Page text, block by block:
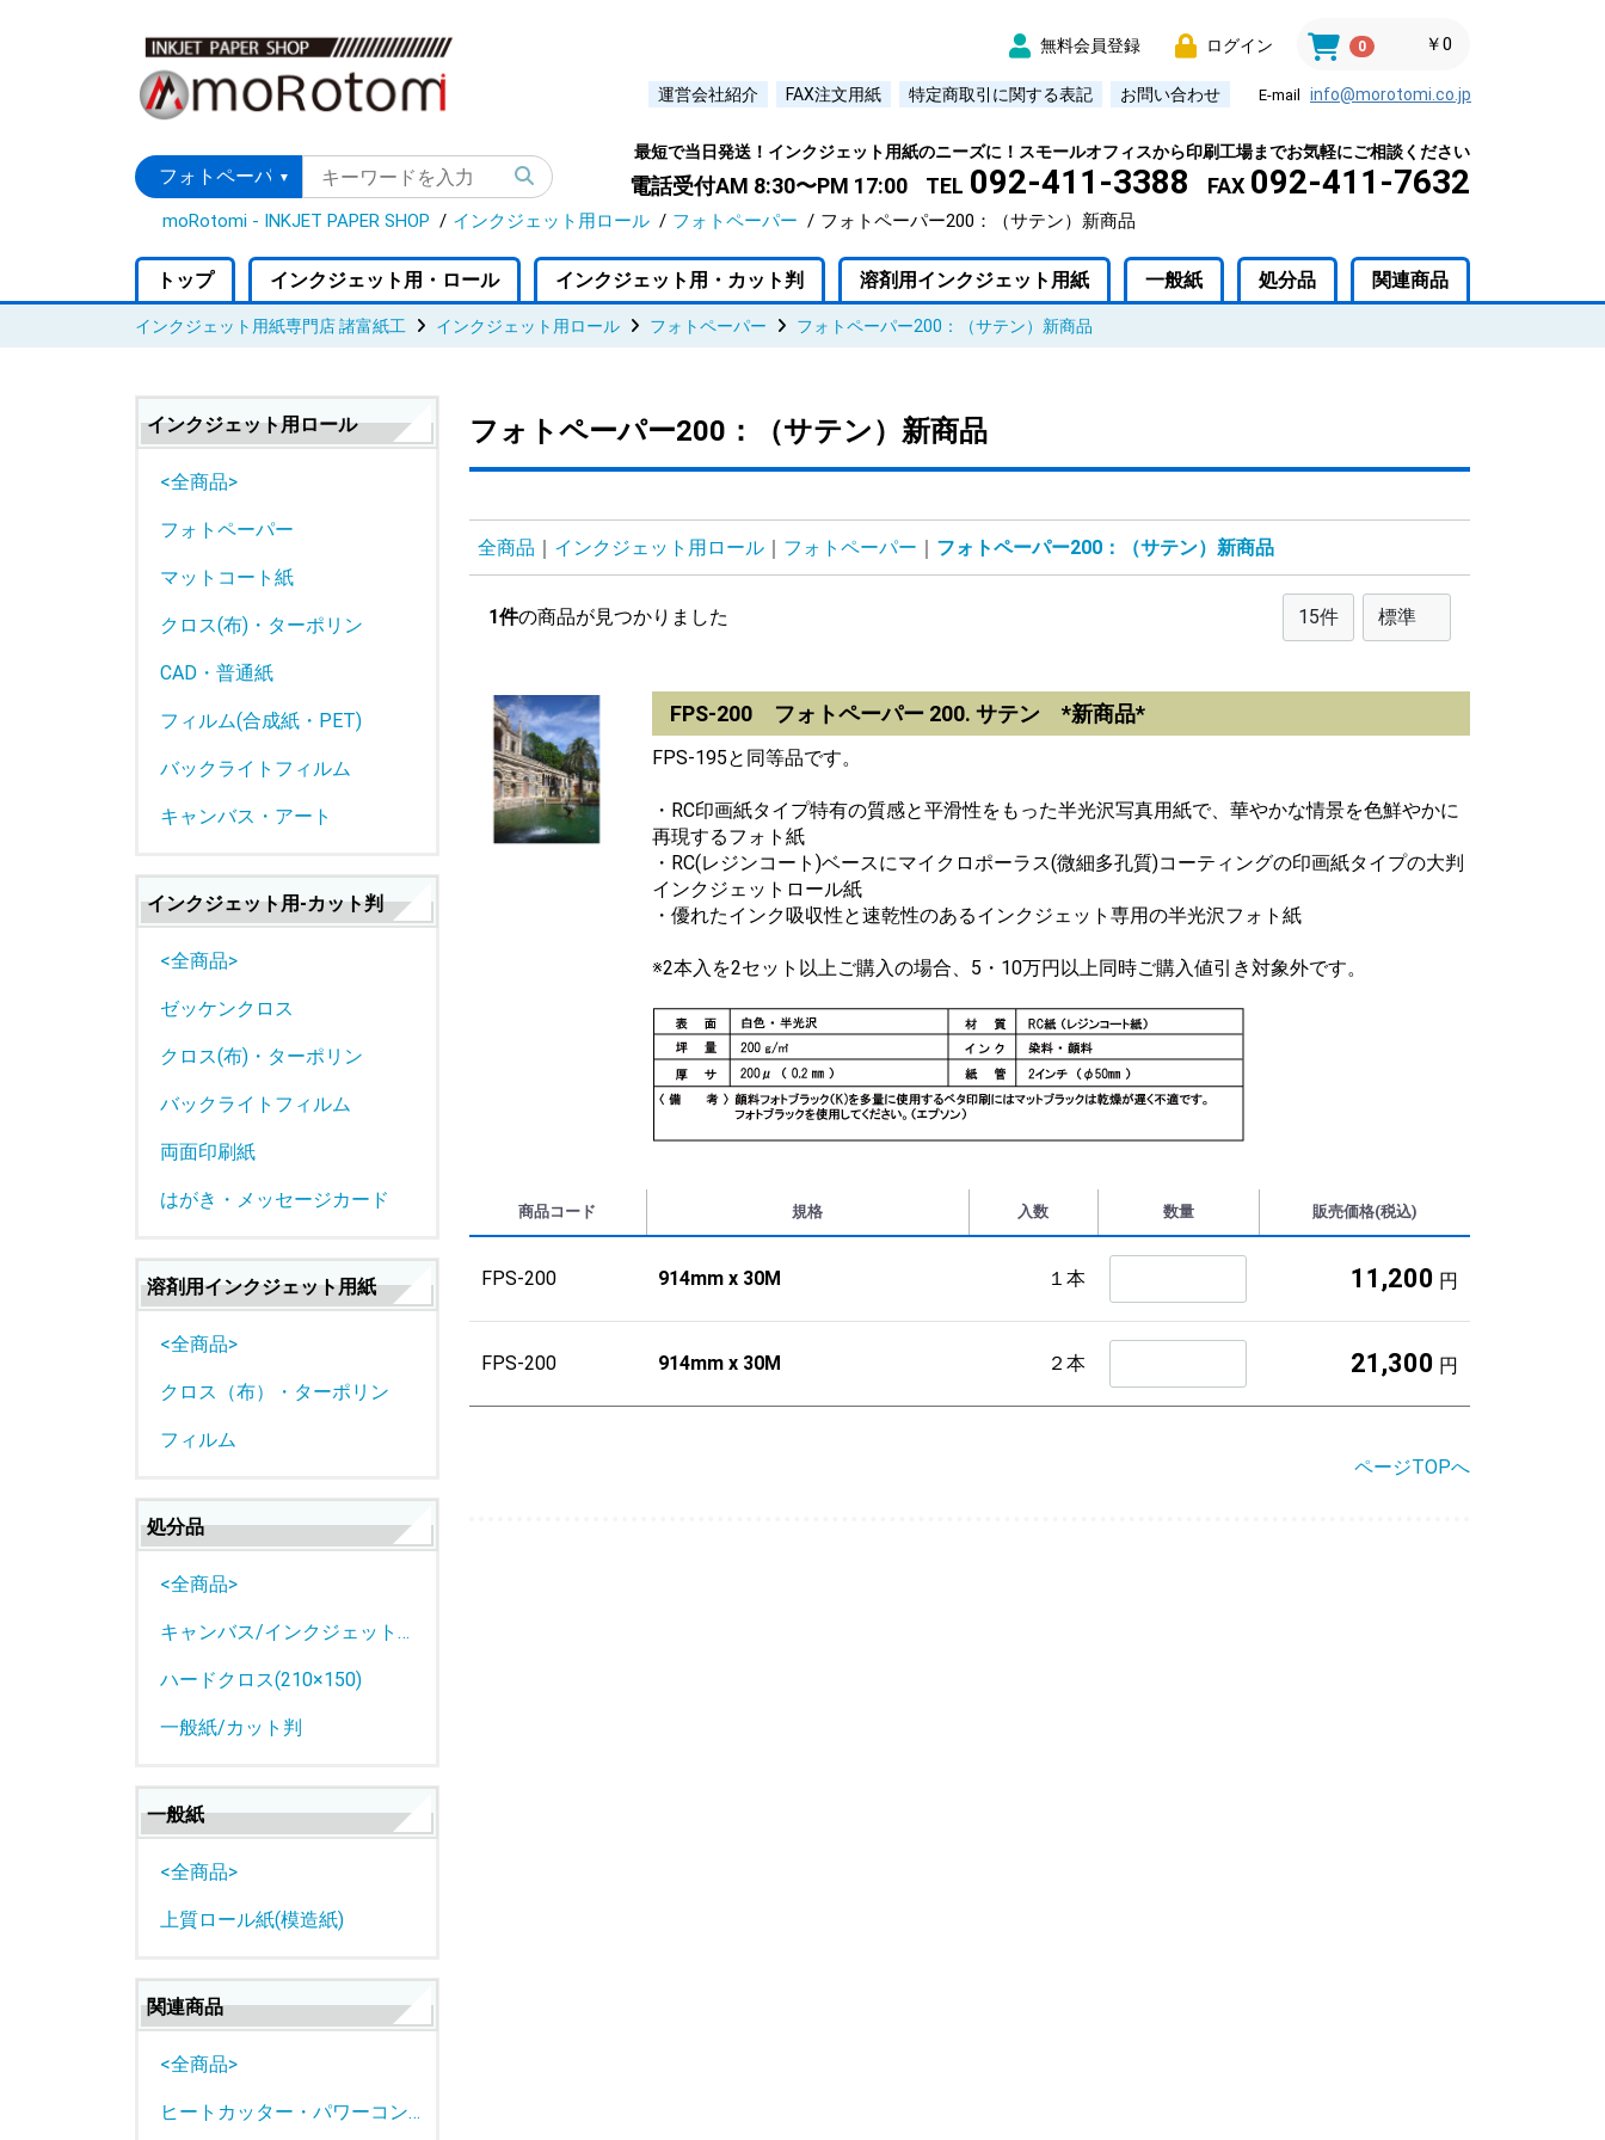
0 ￥0
無料会員登録 ログイン
運営会社紹介 FAX注文用紙 特定商取引に関する表記 お問い合わせ E-mail info@morotomi.co.jp
最短で当日発送！インクジェット用紙のニーズに！スモールオフィスから印刷工場までお気軽にご相談ください
電話受付AM 8:30〜PM 17:00 TEL 092-411-3388 FAX 092-411-7632
moRotomi - INKJET PAPER SHOP インクジェット用ロール フォトペーパー フォトペーパー200：（サテン）新商品
トップ インクジェット用・ロール インクジェット用・カット判 溶剤用インクジェット用紙 一般紙 処分品 関連商品
インクジェット用紙専門店 諸富紙工 インクジェット用ロール フォトペーパー フォトペーパー200：（サテン）新商品
インクジェット用ロール
<全商品>
フォトペーパー
マットコート紙
クロス(布)・ターポリン
CAD・普通紙
フィルム(合成紙・PET)
バックライトフィルム
キャンバス・アート
インクジェット用-カット判
<全商品>
ゼッケンクロス
クロス(布)・ターポリン
バックライトフィルム
両面印刷紙
はがき・メッセージカード
溶剤用インクジェット用紙
<全商品>
クロス（布）・ターポリン
フィルム
処分品
<全商品>
キャンバス/インクジェットロール紙
ハードクロス(210×150)
一般紙/カット判
一般紙
<全商品>
上質ロール紙(模造紙)
関連商品
<全商品>
ヒートカッター・パワーコントローラー
フォトペーパー200：（サテン）新商品
全商品 インクジェット用ロール フォトペーパー フォトペーパー200：（サテン）新商品
1件の商品が見つかりました
FPS-200 フォトペーパー 200. サテン *新商品*
FPS-195と同等品です。
・RC印画紙タイプ特有の質感と平滑性をもった半光沢写真用紙で、華やかな情景を色鮮やかに
再現するフォト紙
・RC(レジンコート)ベースにマイクロポーラス(微細多孔質)コーティングの印画紙タイプの大判
インクジェットロール紙
・優れたインク吸収性と速乾性のあるインクジェット専用の半光沢フォト紙
※2本入を2セット以上ご購入の場合、5・10万円以上同時ご購入値引き対象外です。
商品コード 規格 入数 数量 販売価格(税込)
FPS-200 914mm x 30M １本 11,200 円
FPS-200 914mm x 30M ２本 21,300 円
ページTOPへ